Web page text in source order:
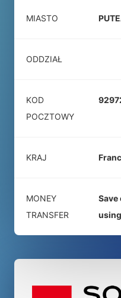
MIASTO
ODDZIAŁ
KOD
POCZTOWY
KRAJ
MONEY
TRANSFER
using